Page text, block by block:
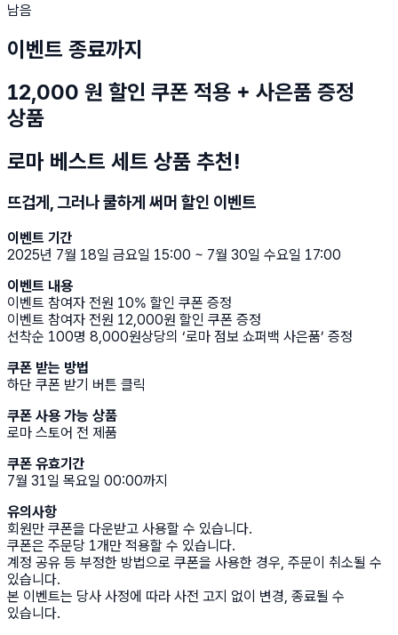
남음
이벤트 종료까지
12,000 원 할인 쿠폰 적용 + 사은품 증정
상품
로마 베스트 세트 상품 추천!
뜨겁게, 그러나 쿨하게 써머 할인 이벤트
이벤트 기간
2025년 7월 18일 금요일 15:00 ~ 7월 30일 수요일 17:00
이벤트 내용
이벤트 참여자 전원 10% 할인 쿠폰 증정
이벤트 참여자 전원 12,000원 할인 쿠폰 증정
선착순 100명 8,000원상당의 ‘로마 점보 쇼퍼백 사은품’ 증정
쿠폰 받는 방법
하단 쿠폰 받기 버튼 클릭
쿠폰 사용 가능 상품
로마 스토어 전 제품
쿠폰 유효기간
7월 31일 목요일 00:00까지
유의사항
회원만 쿠폰을 다운받고 사용할 수 있습니다.
쿠폰은 주문당 1개만 적용할 수 있습니다.
계정 공유 등 부정한 방법으로 쿠폰을 사용한 경우, 주문이 취소될 수
있습니다.
본 이벤트는 당사 사정에 따라 사전 고지 없이 변경, 종료될 수
있습니다.